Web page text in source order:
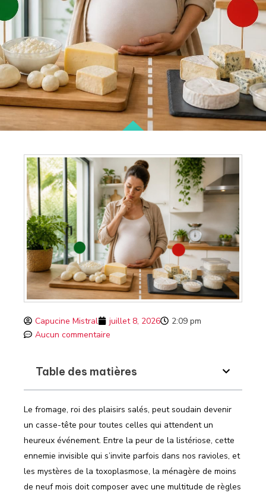
Capucine Mistral juillet 8, 2026
2:09 pm
Aucun commentaire
Table des matières
Le fromage, roi des plaisirs salés, peut soudain devenir
un casse-tête pour toutes celles qui attendent un
heureux événement. Entre la peur de la listériose, cette
ennemie invisible qui s’invite parfois dans nos ravioles, et
les mystères de la toxoplasmose, la ménagère de moins
de neuf mois doit composer avec une multitude de règles